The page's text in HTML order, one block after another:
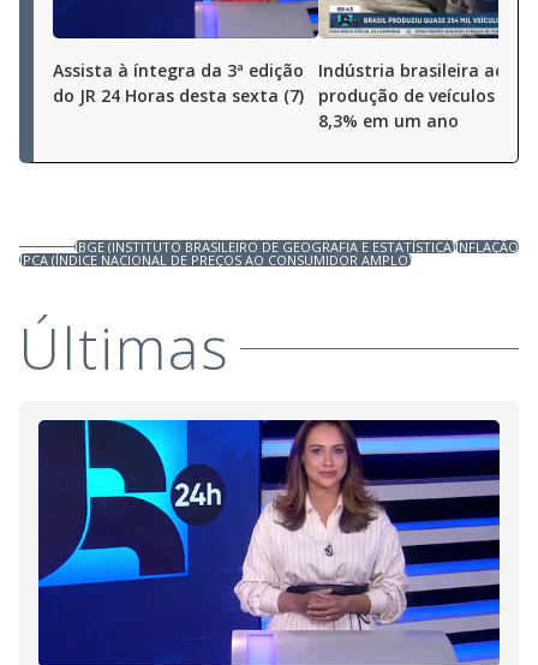
Assista à íntegra da 3ª edição
do JR 24 Horas desta sexta (7)
Indústria brasileira
produção de veículos
8,3% em um ano
IBGE (INSTITUTO BRASILEIRO DE GEOGRAFIA E ESTATÍSTICA)INFLAÇÃO
IPCA (ÍNDICE NACIONAL DE PREÇOS AO CONSUMIDOR AMPLO)
Últimas